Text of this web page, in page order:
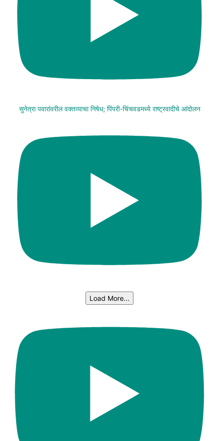
सुनेत्रा पवारांवरील वक्तव्याचा निषेध; पिंपरी-चिंचवडमध्ये राष्ट्रवादीचे आंदोलन
Load More...